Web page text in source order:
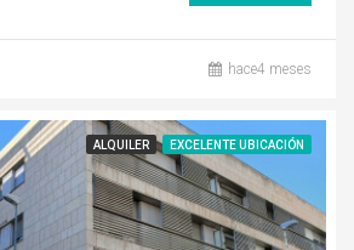
hace4 meses
ALQUILER EXCELENTE UBICACIÓN